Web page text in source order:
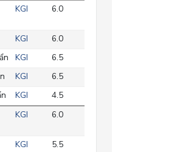
KGI 6.0
KGI
6.0
KGI
6.5
KGI
6.5
KGI
4.5
KGI 6.0
KGI
5.5